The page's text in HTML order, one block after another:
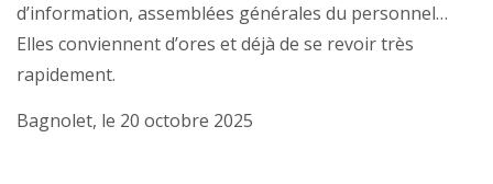
d’information, assemblées générales du personnel…
Elles conviennent d’ores et déjà de se revoir très
rapidement.
Bagnolet, le 20 octobre 2025